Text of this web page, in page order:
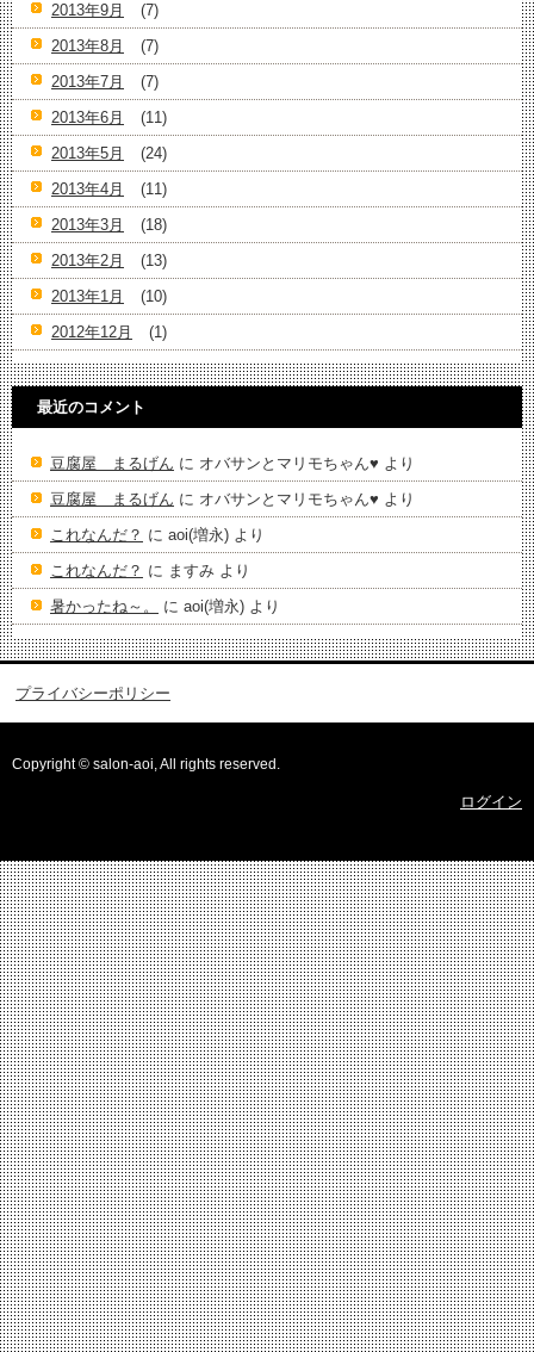
2013年9月
(7)
2013年8月
(7)
2013年7月
(7)
2013年6月
(11)
2013年5月
(24)
2013年4月
(11)
2013年3月
(18)
2013年2月
(13)
2013年1月
(10)
2012年12月
(1)
最近のコメント
豆腐屋 まるげん に オバサンとマリモちゃん♥️ より
豆腐屋 まるげん に オバサンとマリモちゃん♥️ より
これなんだ？ に aoi(増永) より
これなんだ？ に ますみ より
暑かったね～。
に aoi(増永) より
プライバシーポリシー
Copyright © salon-aoi, All rights reserved.
ログイン